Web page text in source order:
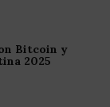
Bitcoin y
2025